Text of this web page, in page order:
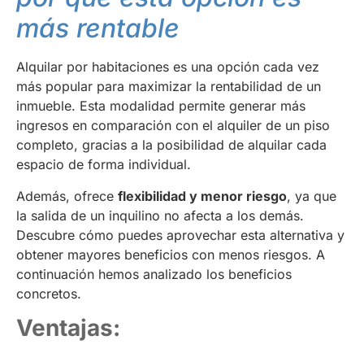
más rentable
Alquilar por habitaciones es una opción cada vez
más popular para maximizar la rentabilidad de un
inmueble. Esta modalidad permite generar más
ingresos en comparación con el alquiler de un piso
completo, gracias a la posibilidad de alquilar cada
espacio de forma individual.
Además, ofrece flexibilidad y menor riesgo, ya que
la salida de un inquilino no afecta a los demás.
Descubre cómo puedes aprovechar esta alternativa y
obtener mayores beneficios con menos riesgos. A
continuación hemos analizado los beneficios
concretos.
Ventajas: